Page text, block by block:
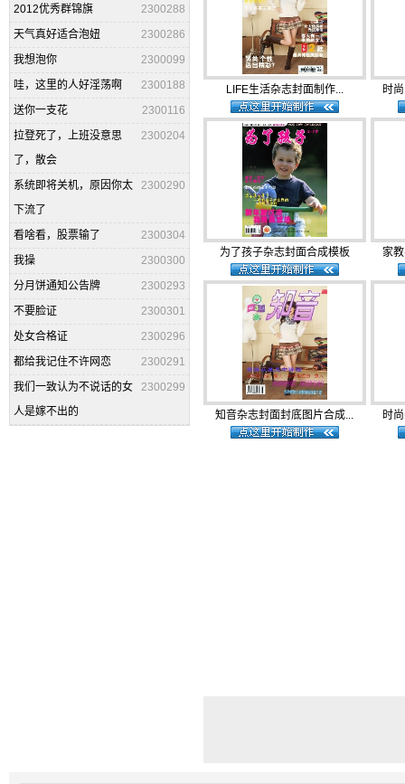
2300288
2012优秀群锦旗
2300286
天气真好适合泡妞
2300099
我想泡你
2300188
哇，这里的人好淫荡啊
2300116
送你一支花
2300204
拉登死了，上班没意思
了，散会
2300290
系统即将关机，原因你太
下流了
2300304
看啥看，股票输了
2300300
我操
2300293
分月饼通知公告牌
2300301
不要脸证
2300296
处女合格证
2300291
都给我记住不许网恋
2300299
我们一致认为不说话的女
人是嫁不出的
LIFE生活杂志封面制作... 时
为了孩子杂志封面合成模板 家
知音杂志封面封底图片合成... 时